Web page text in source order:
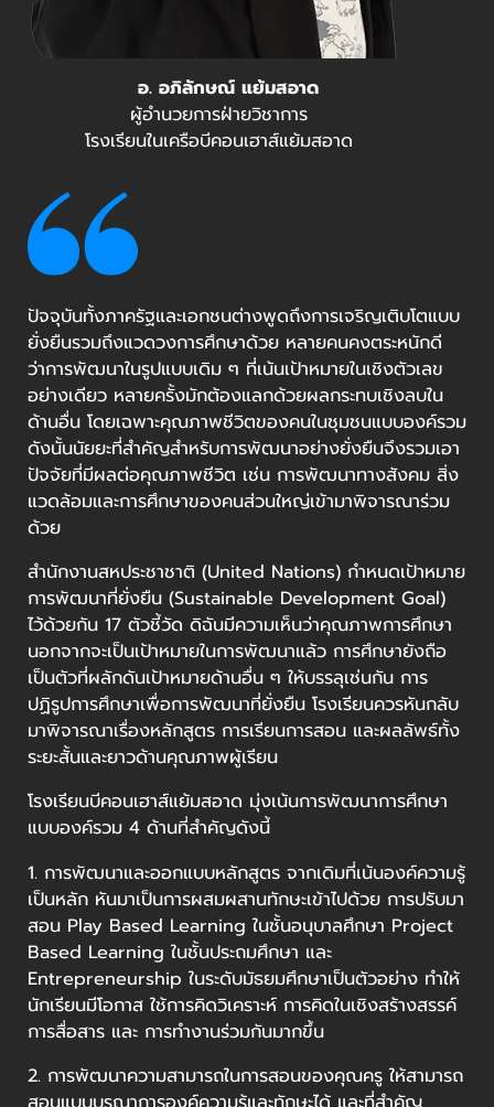
อ. อภิลักษณ์ แย้มสอาด
ผู้อำนวยการฝ่ายวิชาการ
โรงเรียนในเครือบีคอนเฮาส์แย้มสอาด
ปัจจุบันทั้งภาครัฐและเอกชนต่างพูดถึงการเจริญเติบโตแบบ
ยั่งยืนรวมถึงแวดวงการศึกษาด้วย หลายคนคงตระหนักดี
ว่าการพัฒนาในรูปแบบเดิม ๆ ที่เน้นเป้าหมายในเชิงตัวเลข
อย่างเดียว หลายครั้งมักต้องแลกด้วยผลกระทบเชิงลบใน
ด้านอื่น โดยเฉพาะคุณภาพชีวิตของคนในชุมชนแบบองค์รวม
ดังนั้นนัยยะที่สำคัญสำหรับการพัฒนาอย่างยั่งยืนจึงรวมเอา
ปัจจัยที่มีผลต่อคุณภาพชีวิต เช่น การพัฒนาทางสังคม สิ่ง
แวดล้อมและการศึกษาของคนส่วนใหญ่เข้ามาพิจารณาร่วม
ด้วย
สำนักงานสหประชาชาติ (United Nations) กำหนดเป้าหมาย
การพัฒนาที่ยั่งยืน (Sustainable Development Goal)
ไว้ด้วยกัน 17 ตัวชี้วัด ดิฉันมีความเห็นว่าคุณภาพการศึกษา
นอกจากจะเป็นเป้าหมายในการพัฒนาแล้ว การศึกษายังถือ
เป็นตัวที่ผลักดันเป้าหมายด้านอื่น ๆ ให้บรรลุเช่นกัน การ
ปฏิรูปการศึกษาเพื่อการพัฒนาที่ยั่งยืน โรงเรียนควรหันกลับ
มาพิจารณาเรื่องหลักสูตร การเรียนการสอน และผลลัพธ์ทั้ง
ระยะสั้นและยาวด้านคุณภาพผู้เรียน
โรงเรียนบีคอนเฮาส์แย้มสอาด มุ่งเน้นการพัฒนาการศึกษา
แบบองค์รวม 4 ด้านที่สำคัญดังนี้
1. การพัฒนาและออกแบบหลักสูตร จากเดิมที่เน้นองค์ความรู้
เป็นหลัก หันมาเป็นการผสมผสานทักษะเข้าไปด้วย การปรับมา
สอน Play Based Learning ในชั้นอนุบาลศึกษา Project
Based Learning ในชั้นประถมศึกษา และ
Entrepreneurship ในระดับมัธยมศึกษาเป็นตัวอย่าง ทำให้
นักเรียนมีโอกาส ใช้การคิดวิเคราะห์ การคิดในเชิงสร้างสรรค์
การสื่อสาร และ การทำงานร่วมกันมากขึ้น
2. การพัฒนาความสามารถในการสอนของคุณครู ให้สามารถ